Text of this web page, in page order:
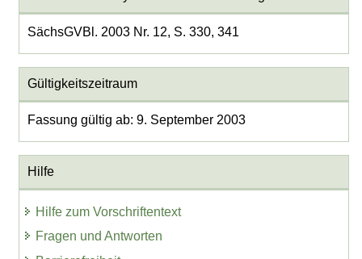
SächsGVBl. 2003 Nr. 12, S. 330, 341
Gültigkeitszeitraum
Fassung gültig ab: 9. September 2003
Hilfe
Hilfe zum Vorschriftentext
Fragen und Antworten